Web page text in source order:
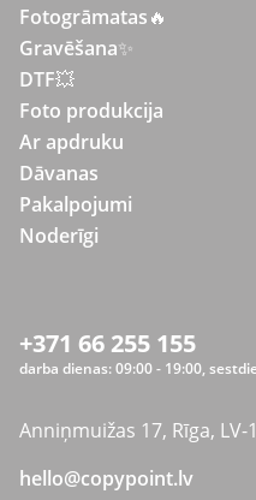
Fotogrāmatas🔥
Gravēšana✨
DTF💥
Foto produkcija
Ar apdruku
Dāvanas
Pakalpojumi
Noderīgi
+371 66 255 155
darba dienas: 09:00 - 19:00,
Anniņmuižas 17, Rīga, LV-
hello@copypoint.lv